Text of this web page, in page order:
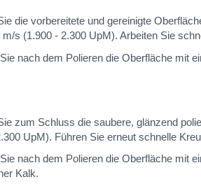
die vorbereitete und gereinigte
m/s (1.900 - 2.300 UpM). Arbeiten Sie
nach dem Polieren die Oberfläche mit
zum Schluss die saubere, glänzend
UpM). Führen Sie erneut schnelle
nach dem Polieren die Oberfläche mit
Kalk.